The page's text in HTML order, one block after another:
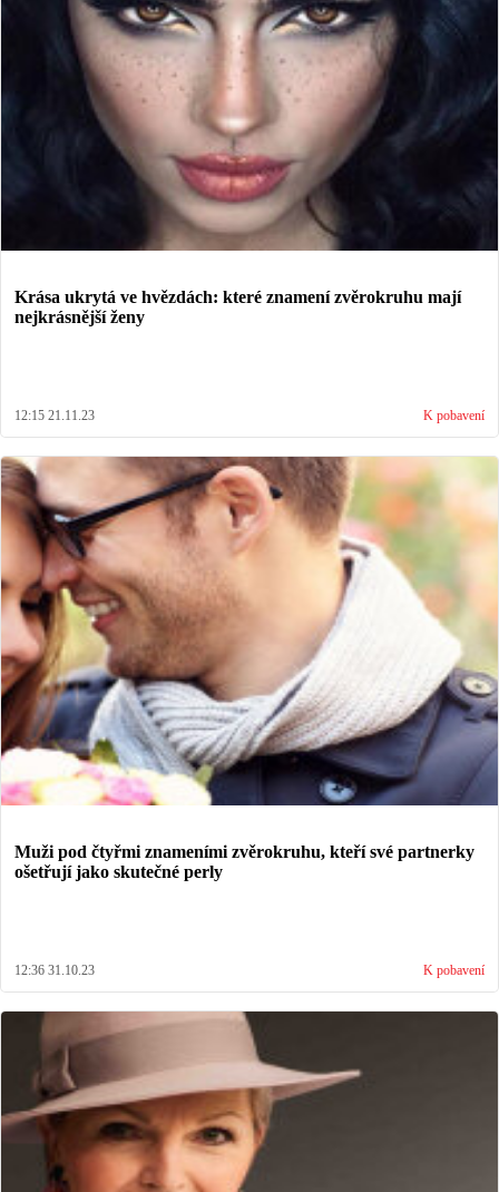
Krása ukrytá ve hvězdách: které znamení zvěrokruhu mají
nejkrásnější ženy
12:15 21.11.23 K pobavení
Muži pod čtyřmi znameními zvěrokruhu, kteří své partnerky
ošetřují jako skutečné perly
12:36 31.10.23 K pobavení